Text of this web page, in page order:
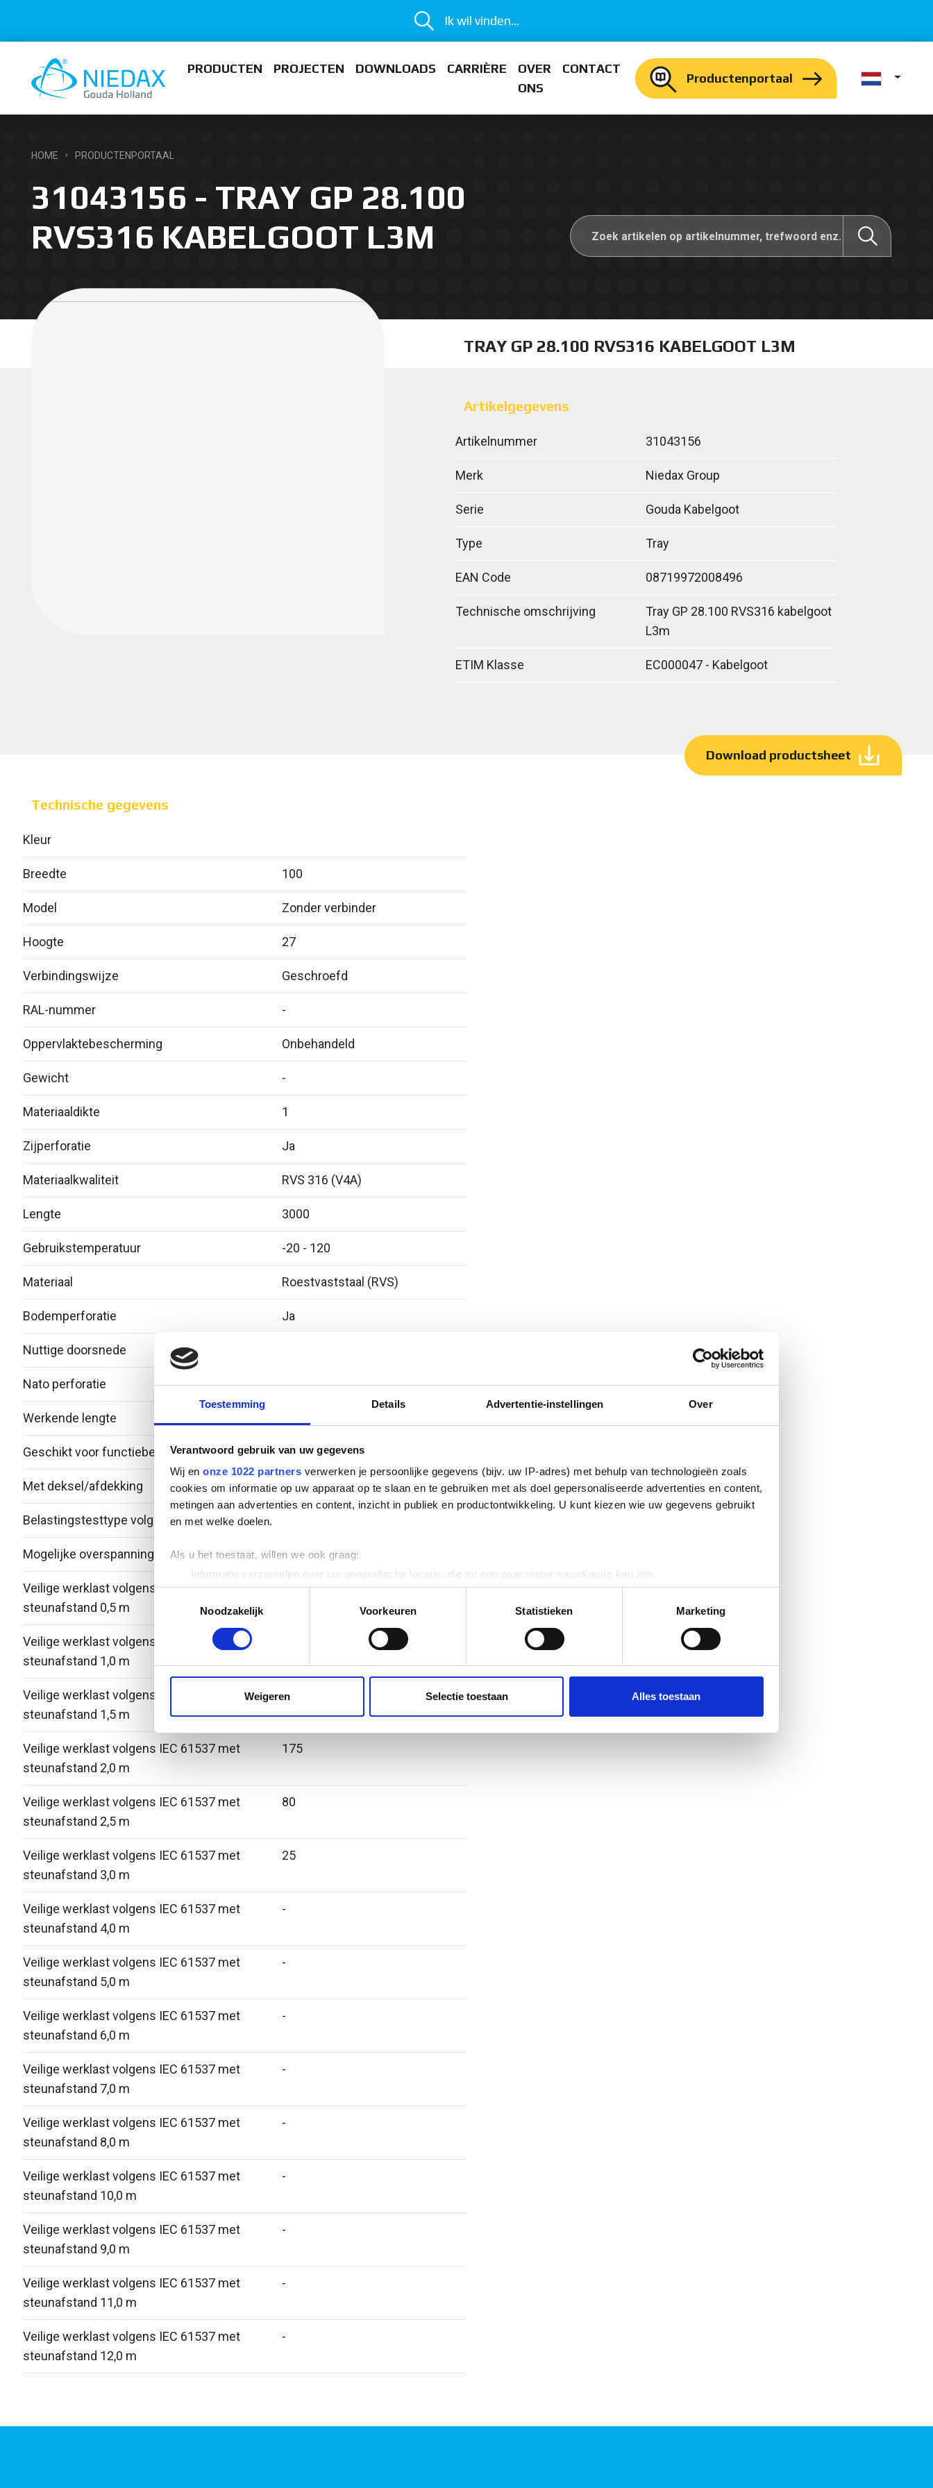
Toestemming Details Advertentie-instellingen Over
Verantwoord gebruik van uw gegevens
Wij en onze 1022 partners verwerken je persoonlijke gegevens (bijv. uw IP-adres) met behulp van technologieën zoals
cookies om informatie op uw apparaat op te slaan en te gebruiken met als doel gepersonaliseerde advertenties en content,
metingen aan advertenties en content, inzicht in publiek en productontwikkeling. U kunt kiezen wie uw gegevens gebruikt
en met welke doelen.
Als u het toestaat, willen we ook graag:
Informatie verzamelen over uw geografische locatie, die tot een paar meter nauwkeurig kan zijn
Uw apparaat identificeren door het actief te scannen op specifieke eigenschappen (fingerprinting)
Lees meer over hoe uw persoonlijke gegevens worden verwerkt en stel uw voorkeuren in het
detailgedeeltein. U kunt uw
toestemming op elk moment wijzigen of intrekken in de Cookieverklaring.
websiteverkeer te analyseren. Ook delen we informatie over uw gebruik van onze site met onze partners voor social
media, adverteren en analyse. Deze partners kunnen deze gegevens combineren met andere informatie die u aan ze heeft
Toestemmingsselectie
Noodzakelijk
Voorkeuren Statistieken Marketing
Weigeren Selectie toestaan Alles toestaan
Ik wil vinden...
PRODUCTEN PROJECTEN DOWNLOADS CARRIÈRE
OVER
ONS
CONTACT
Productenportaal
HOME PRODUCTENPORTAAL
31043156 - TRAY GP 28.100
RVS316 KABELGOOT L3M
TRAY GP 28.100 RVS316 KABELGOOT L3M
Artikelgegevens
Artikelnummer 31043156
Merk Niedax Group
Serie Gouda Kabelgoot
Type Tray
EAN Code 08719972008496
Technische omschrijving
Tray GP 28.100 RVS316 kabelgoot
L3m
ETIM Klasse EC000047 - Kabelgoot
Download productsheet
Technische gegevens
Kleur
Breedte 100
Model Zonder verbinder
Hoogte 27
Verbindingswijze Geschroefd
RAL-nummer -
Oppervlaktebescherming Onbehandeld
Gewicht -
Materiaaldikte 1
Zijperforatie Ja
Materiaalkwaliteit RVS 316 (V4A)
Lengte 3000
Gebruikstemperatuur -20 - 120
Materiaal Roestvaststaal (RVS)
Bodemperforatie Ja
Nuttige doorsnede
Nato perforatie Nee
Werkende lengte
Geschikt voor functiebehoud Nee
Met deksel/afdekking Nee
Belastingstesttype volgens IEC 61537
Mogelijke overspanning - - 3
Veilige werklast volgens IEC 61537 met
steunafstand 0,5 m
-
Veilige werklast volgens IEC 61537 met
steunafstand 1,0 m
Veilige werklast volgens IEC 61537 met
steunafstand 1,5 m
300
Veilige werklast volgens IEC 61537 met
steunafstand 2,0 m
175
Veilige werklast volgens IEC 61537 met
steunafstand 2,5 m
80
Veilige werklast volgens IEC 61537 met
steunafstand 3,0 m
25
Veilige werklast volgens IEC 61537 met
steunafstand 4,0 m
-
Veilige werklast volgens IEC 61537 met
steunafstand 5,0 m
-
Veilige werklast volgens IEC 61537 met
steunafstand 6,0 m
-
Veilige werklast volgens IEC 61537 met
steunafstand 7,0 m
-
Veilige werklast volgens IEC 61537 met
steunafstand 8,0 m
-
Veilige werklast volgens IEC 61537 met
steunafstand 10,0 m
-
Veilige werklast volgens IEC 61537 met
steunafstand 9,0 m
-
Veilige werklast volgens IEC 61537 met
steunafstand 11,0 m
-
Veilige werklast volgens IEC 61537 met
steunafstand 12,0 m
-